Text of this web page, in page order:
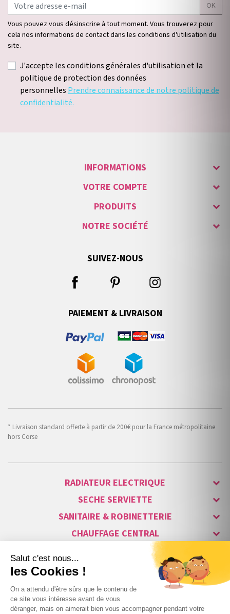
OK
Vous pouvez vous désinscrire à tout moment. Vous trouverez pour
cela nos informations de contact dans les conditions d'utilisation du
site.
J'accepte les conditions générales d'utilisation et la
politique de protection des données
personnelles Prendre connaissance de notre politique de
confidentialité.
INFORMATIONS
VOTRE COMPTE
PRODUITS
NOTRE SOCIÉTÉ
SUIVEZ-NOUS
PAIEMENT & LIVRAISON
* Livraison standard offerte à partir de 200€ pour la France métropolitaine
hors Corse
RADIATEUR ELECTRIQUE
SECHE SERVIETTE
SANITAIRE & ROBINETTERIE
CHAUFFAGE CENTRAL
ALARME & SÉCURITÉ
MAISON CONNECTÉE
VISIOPHONE & INTERPHONE
LUMINAIRES & ECLAIRAGE